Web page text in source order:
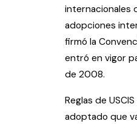
internacionales
adopciones
firmó la
entró en vigor
de 2008.
Reglas de
adoptado que